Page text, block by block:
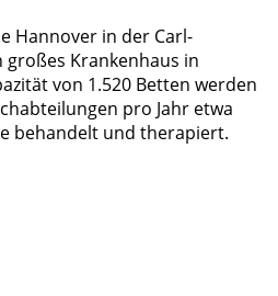
Hannover in der Carl-
großes Krankenhaus in
von 1.520 Betten werden
pro Jahr etwa
behandelt und therapiert.